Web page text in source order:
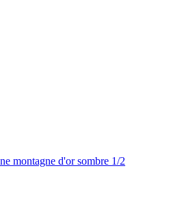
montagne d'or sombre 1/2